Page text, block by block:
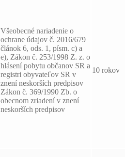
Všeobecné nariadenie o
ochrane údajov č. 2016/679
článok 6, ods. 1, písm. c) a
e), Zákon č. 253/1998 Z. z. o
hlásení pobytu občanov SR a
registri obyvateľov SR v
znení neskorších predpisov
Zákon č. 369/1990 Zb. o
obecnom zriadení v znení
neskorších predpisov
10 rokov